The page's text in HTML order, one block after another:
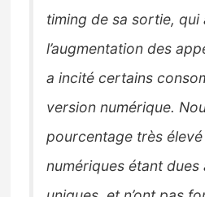
timing de sa sortie,
l’augmentation des
a incité certains
version numérique.
pourcentage très
numériques étant